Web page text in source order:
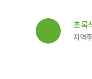
초록
지역